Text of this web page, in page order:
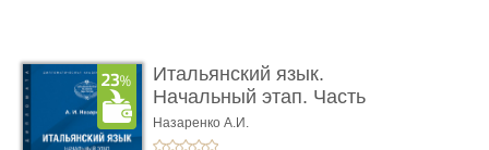
Итальянский язык.
Начальный этап. Часть
2. Учеб� ...
Назаренко А.И.